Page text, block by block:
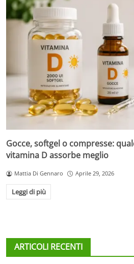
Gocce, softgel o compresse:
vitamina D assorbe meglio
Mattia Di Gennaro Aprile 29, 2026
Leggi di più
ARTICOLI RECENTI